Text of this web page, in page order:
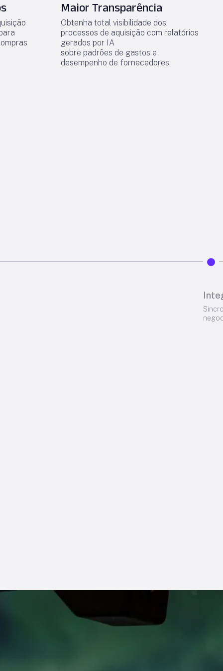
Maior Transparência
Obtenha total visibilidade dos
processos de aquisição com relatórios
gerados por IA
sobre padrões de gastos e
desempenho de fornecedores.